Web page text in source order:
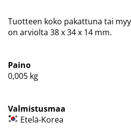
Tuotteen koko pakattuna tai
on arviolta 38 x 34 x 14 mm.
Paino
0,005 kg
Valmistusmaa
Etelä-Korea